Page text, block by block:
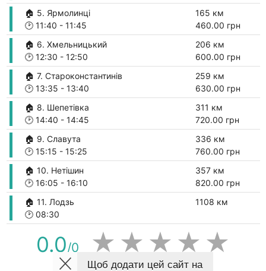
🏠 5. Ярмолинці
🕑11:40 - 11:45
165 км
460.00 грн
🏠 6. Хмельницький
🕑12:30 - 12:50
206 км
600.00 грн
🏠 7. Староконстантинів
🕑13:35 - 13:40
259 км
630.00 грн
🏠 8. Шепетівка
🕑14:40 - 14:45
311 км
720.00 грн
🏠 9. Славута
🕑15:15 - 15:25
336 км
760.00 грн
🏠 10. Нетішин
🕑16:05 - 16:10
357 км
820.00 грн
🏠 11. Лодзь
🕑08:30
1108 км
0.0/0 ★ ★ ★ ★ ★
Щоб додати цей сайт на